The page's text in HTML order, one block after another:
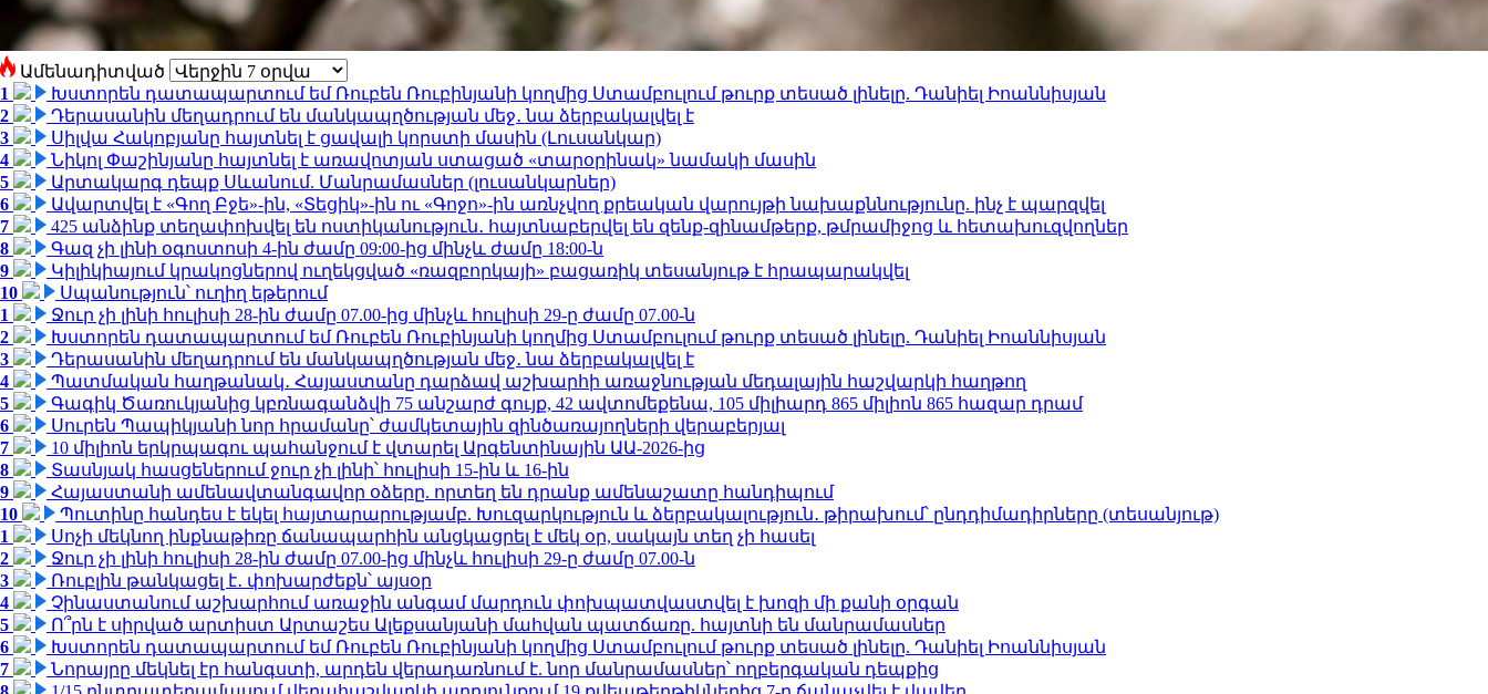
Ամենադիտված
1
Խստորեն դատապարտում եմ Ռուբեն Ռուբինյանի կողմից Ստամբուլում թուրք տեսած լինելը. Դանիել Իոաննիսյան
2
Դերասանին մեղադրում են մանկապղծության մեջ․ նա ձերբակալվել է
3
Սիլվա Հակոբյանը հայտնել է ցավալի կորստի մասին (Լուսանկար)
4
Նիկոլ Փաշինյանը հայտնել է առավոտյան ստացած «տարօրինակ» նամակի մասին
5
Արտակարգ դեպք Սևանում. Մանրամասներ (լուսանկարներ)
6
Ավարտվել է «Գող Բջե»-ին, «Տեցիկ»-ին ու «Գոջո»-ին առնչվող քրեական վարույթի նախաքննությունը. ինչ է պարզվել
7
425 անձինք տեղափոխվել են ոստիկանություն․ հայտնաբերվել են զենք-զինամթերք, թմրամիջոց և հետախուզվողներ
8
Գազ չի լինի օգոստոսի 4-ին ժամը 09:00-ից մինչև ժամը 18:00-ն
9
Կիլիկիայում կրակոցներով ուղեկցված «ռազբորկայի» բացառիկ տեսանյութ է հրապարակվել
10
Սպանություն՝ ուղիղ եթերում
1
Ջուր չի լինի հուլիսի 28-ին ժամը 07.00-ից մինչև հուլիսի 29-ը ժամը 07.00-ն
2
Խստորեն դատապարտում եմ Ռուբեն Ռուբինյանի կողմից Ստամբուլում թուրք տեսած լինելը. Դանիել Իոաննիսյան
3
Դերասանին մեղադրում են մանկապղծության մեջ․ նա ձերբակալվել է
4
Պատմական հաղթանակ․ Հայաստանը դարձավ աշխարհի առաջնության մեդալային հաշվարկի հաղթող
5
Գագիկ Ծառուկյանից կբռնագանձվի 75 անշարժ գույք, 42 ավտոմեքենա, 105 միլիարդ 865 միլիոն 865 հազար դրամ
6
Սուրեն Պապիկյանի նոր հրամանը՝ ժամկետային զինծառայողների վերաբերյալ
7
10 միլիոն երկրպագու պահանջում է վտարել Արգենտինային ԱԱ-2026-ից
8
Տասնյակ հասցեներում ջուր չի լինի՝ հուլիսի 15-ին և 16-ին
9
Հայաստանի ամենավտանգավոր օձերը. որտեղ են դրանք ամենաշատը հանդիպում
10
Պուտինը հանդես է եկել հայտարարությամբ. Խուզարկություն և ձերբակալություն․ թիրախում՝ ընդդիմադիրները (տեսանյութ)
1
Սոչի մեկնող ինքնաթիռը ճանապարհին անցկացրել է մեկ օր, սակայն տեղ չի հասել
2
Ջուր չի լինի հուլիսի 28-ին ժամը 07.00-ից մինչև հուլիսի 29-ը ժամը 07.00-ն
3
Ռուբլին թանկացել է․ փոխարժեքն՝ այսօր
4
Չինաստանում աշխարհում առաջին անգամ մարդուն փոխպատվաստվել է խոզի մի քանի օրգան
5
Ո՞րն է սիրված արտիստ Արտաշես Ալեքսանյանի մահվան պատճառը. հայտնի են մանրամասներ
6
Խստորեն դատապարտում եմ Ռուբեն Ռուբինյանի կողմից Ստամբուլում թուրք տեսած լինելը. Դանիել Իոաննիսյան
7
Նորայրը մեկնել էր հանգստի, արդեն վերադառնում է. նոր մանրամասներ՝ ողբերգական դեպքից